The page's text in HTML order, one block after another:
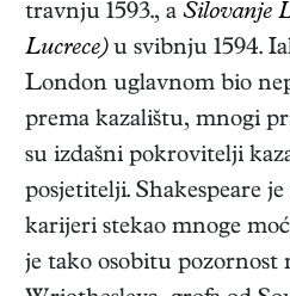
travnju 1593., a Silovanje
Lucrece)u svibnju 1594.
London uglavnom bio
prema kazalištu, mnogi
su izdašni pokrovitelji
posjetitelji. Shakespeare
karijeri stekao mnoge
je tako osobitu pozornost